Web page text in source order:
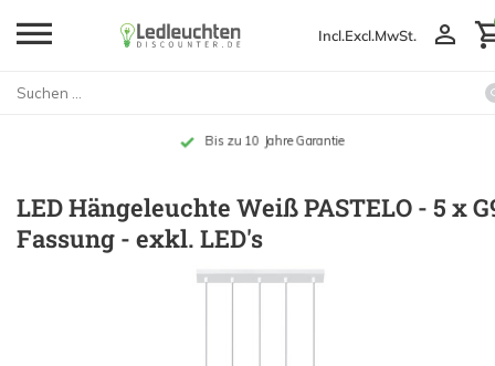
Incl.Excl.MwSt.
Gratis Versand ab 49,- €
LED Hängeleuchte Weiß PASTELO - 5 x
Fassung - exkl. LED's